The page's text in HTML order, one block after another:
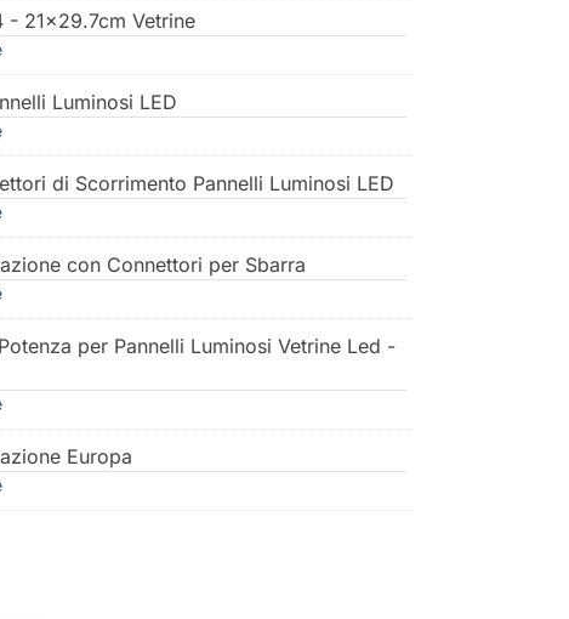
- 21x29.7cm Vetrine
Luminosi LED
di Scorrimento Pannelli Luminosi LED
con Connettori per Sbarra
per Pannelli Luminosi Vetrine Led -
Europa